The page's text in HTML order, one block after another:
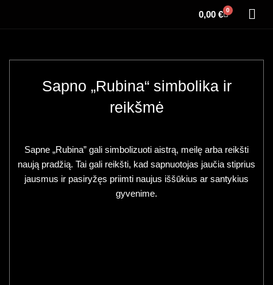
0,00 € 0
Sapno „Rubina“ simbolika ir
reikšmė
Sapne „Rubina” gali simbolizuoti aistrą, meilę arba reikšti
naują pradžią. Tai gali reikšti, kad sapnuotojas jaučia stiprius
jausmus ir pasiryžęs priimti naujus iššūkius ar santykius
gyvenime.